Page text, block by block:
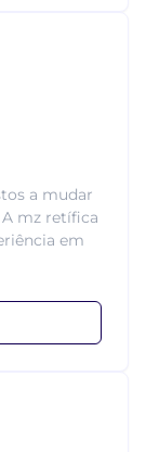
a mudar
mz retífica
em